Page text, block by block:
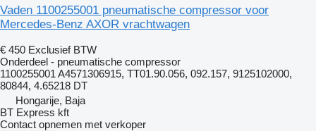
Vaden 1100255001 pneumatische compressor voor
Mercedes-Benz AXOR vrachtwagen
€ 450 Exclusief BTW
Onderdeel - pneumatische compressor
1100255001 A4571306915, TT01.90.056, 092.157, 9125102000,
80844, 4.65218 DT
Hongarije, Baja
BT Express kft
Contact opnemen met verkoper